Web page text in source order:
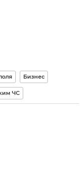
Бизнес
ЧС